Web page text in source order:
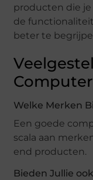
producten die
de
beter te
Welke Merken
Een goede
scala aan
end producten.
Bieden Jullie